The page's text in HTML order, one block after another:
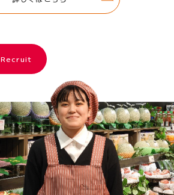
Recruit